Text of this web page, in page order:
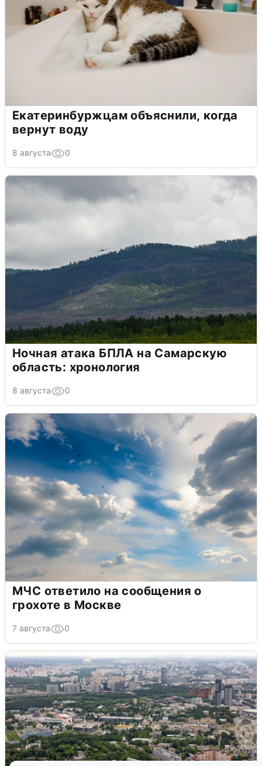
Екатеринбуржцам объяснили, когда
вернут воду
8 августа 0
Ночная атака БПЛА на Самарскую
область: хронология
8 августа 0
МЧС ответило на сообщения о
грохоте в Москве
7 августа 0